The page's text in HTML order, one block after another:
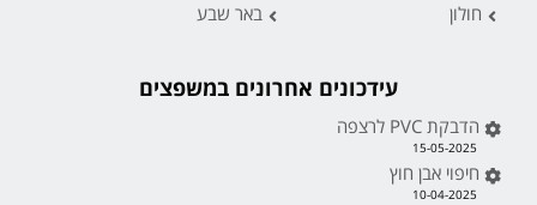
חולון
באר שבע
עידכונים אחרונים במשפצים
הדבקת PVC לרצפה
15-05-2025
חיפוי אבן חוץ
10-04-2025